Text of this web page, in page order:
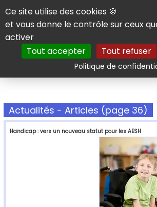
Panneau de gestion des cookies
Ce site utilise des cookies 🍪
et vous donne le contrôle sur ceux
activer
Tout accepter
Tout refuser
Politique de
Actualités - Articles (page 36)
Handicap : vers un nouveau statut pour les AESH